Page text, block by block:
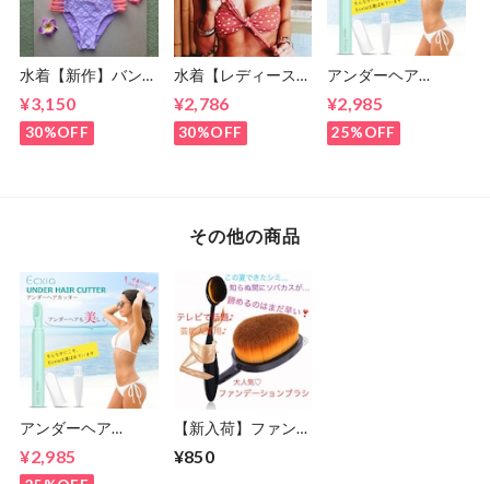
水着【新作】バンド
ープル (7号・9号)
¥3,150
30%OFF
水着【レディース
ゥビキニ S M(5号,7
号,9号)
¥2,786
30%OFF
アンダーヘア
ッター Vライン/ア
ンダーヘアー/お手
入れ/処理/アンダー
¥2,985
25%OFF
その他の商品
アンダーヘア
ッター Vライン/ア
¥2,985
【新入荷】ファンデ
ブラシ型)メイクブ
¥850